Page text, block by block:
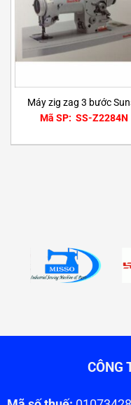
Máy zig zag 3 bước
Mã SP: SS-Z2284N
CÔNG